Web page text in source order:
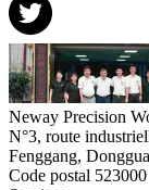
Neway Precision
N°3, route
Fenggang,
Code postal 523000